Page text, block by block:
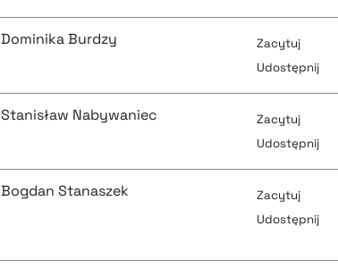
pobierz cytat
pobierz cytat
Dominika Burdzy
Zacytuj
Udostępnij
pobierz cytat
Stanisław Nabywaniec
Zacytuj
Udostępnij
Bogdan Stanaszek
Zacytuj
Udostępnij